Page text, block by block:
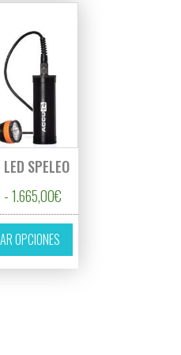
variantes. Las opciones se
SPELEO
-1.665,00€Rango de precios:
OPCIONES
Este producto tiene